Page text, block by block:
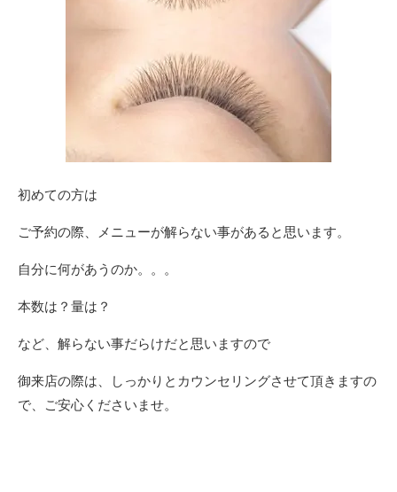
初めての方は
ご予約の際、メニューが解らない事があると思います。
自分に何があうのか。。。
本数は？量は？
など、解らない事だらけだと思いますので
御来店の際は、しっかりとカウンセリングさせて頂きますの
で、ご安心くださいませ。